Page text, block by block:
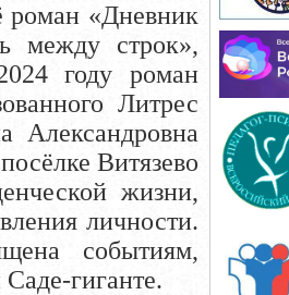
«Дневник
между строк»,
году роман
Литрес
Александровна
Витязево
жизни,
личности.
событиям,
гиганте.